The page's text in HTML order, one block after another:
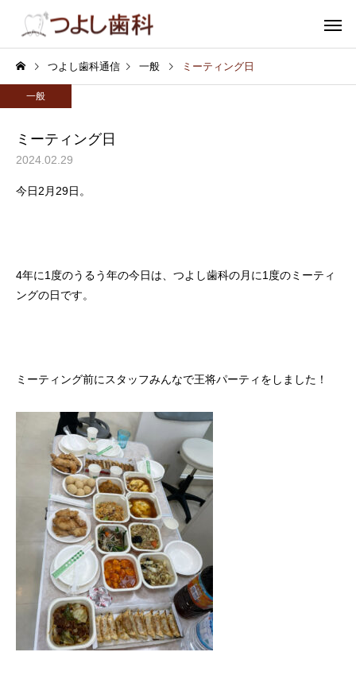
審美歯科 ホワイトニ
つよし歯科通信 一般 ミーティング日
一般
ミーティング日
2024.02.29
今日2月29日。
4年に1度のうるう年の今日は、つよし歯科の月に1度のミーティ
ングの日です。
ミーティング前にスタッフみんなで王将パーティをしました！